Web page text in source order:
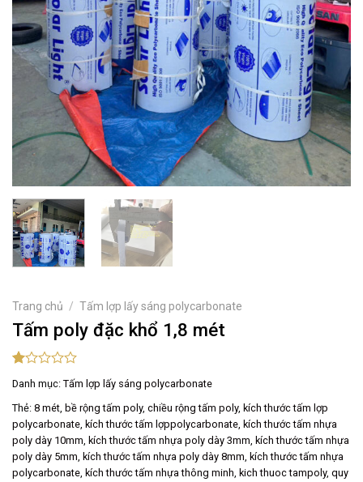
Trang chủ / Tấm lợp lấy sáng polycarbonate
Tấm poly đặc khổ 1,8 mét
1.00
trên
5
dựa
trên
14
đánh
giá
Danh mục: Tấm lợp lấy sáng polycarbonate
Thẻ: 8 mét, bề rộng tấm poly, chiều rộng tấm poly, kích thước tấm lợp
polycarbonate, kích thước tấm lợppolycarbonate, kích thước tấm nhựa
poly dày 10mm, kích thước tấm nhựa poly dày 3mm, kích thước tấm nhựa
poly dày 5mm, kích thước tấm nhựa poly dày 8mm, kích thước tấm nhựa
polycarbonate, kích thước tấm nhựa thông minh, kich thuoc tampoly, quy